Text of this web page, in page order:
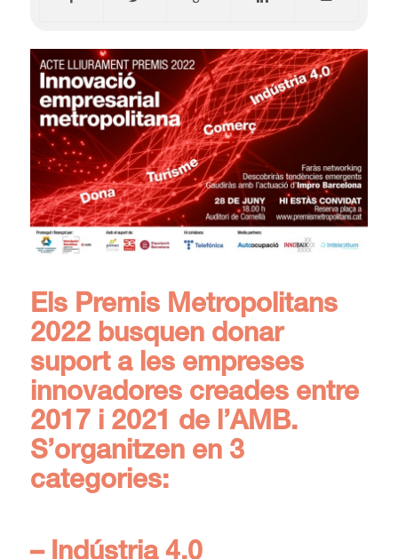
Els Premis Metropolitans
2022busquen donar
suport a les empreses
innovadores creades entre
2017 i 2021 de l’AMB.
S’organitzen en 3
categories: